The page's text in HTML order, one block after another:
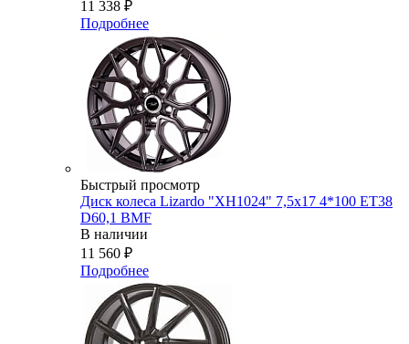
11 338 ₽
Подробнее
Быстрый просмотр
Диск колеса Lizardo "XH1024" 7,5х17 4*100 ET38
D60,1 BMF
В наличии
11 560 ₽
Подробнее